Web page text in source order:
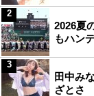
2026夏
もハン
2
田中み
ざとさ
3